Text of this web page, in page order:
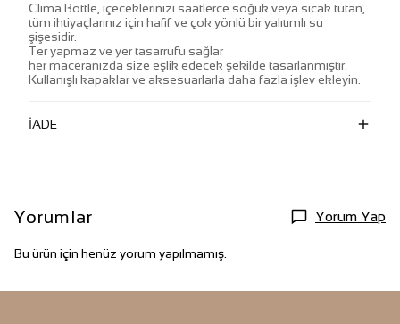
Clima Bottle, içeceklerinizi saatlerce soğuk veya sıcak tutan,
tüm ihtiyaçlarınız için hafif ve çok yönlü bir yalıtımlı su
şişesidir.
Ter yapmaz ve yer tasarrufu sağlar
her maceranızda size eşlik edecek şekilde tasarlanmıştır.
Kullanışlı kapaklar ve aksesuarlarla daha fazla işlev ekleyin.
İADE
Yorumlar Yorum Yap
Bu ürün için henüz yorum yapılmamış.